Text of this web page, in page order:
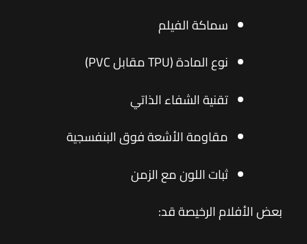
سماكة الفيلم
نوع المادة (TPU مقابل PVC)
تقنية الشفاء الذاتي
مقاومة الأشعة فوق البنفسجية
ثبات اللون مع الزمن
بعض الأفلام الرخيصة قد: